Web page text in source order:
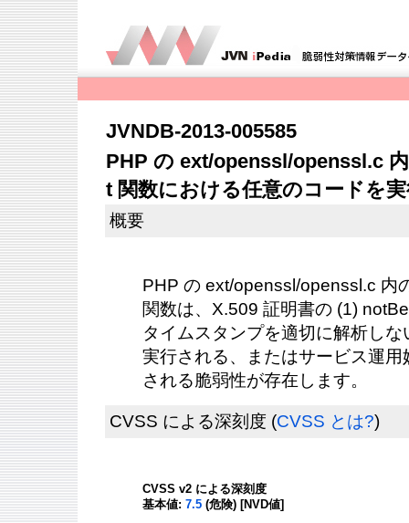
JVNDB-2013-005585
PHP の ext/openssl/openssl.c
t 関数における任意のコードを
概要
PHP の ext/openssl/openssl.c 内
関数は、X.509 証明書の (1)
タイムスタンプを適切に解析し
実行される、またはサービス運
される脆弱性が存在します。
CVSS による深刻度 (CVSS とは?)
CVSS v2 による深刻度
基本値: 7.5 (危険) [NVD値]